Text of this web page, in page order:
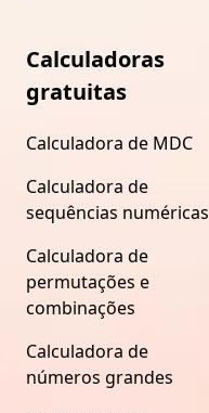
Calculadoras
gratuitas
Calculadora de MDC
Calculadora de
sequências numéricas
Calculadora de
permutações e
combinações
Calculadora de
números grandes